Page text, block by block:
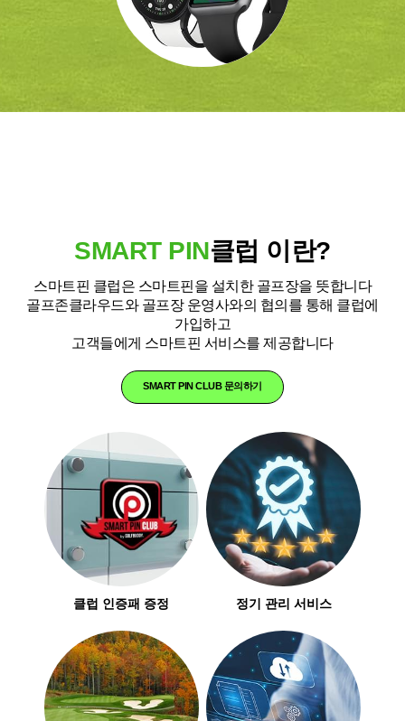
SMART PIN 클럽 이란?
스마트핀 클럽은 스마트핀을 설치한 골프장을 뜻합니다
골프존클라우드와 골프장 운영사와의 협의를 통해 클럽에
가입하고
고객들에게 스마트핀 서비스를 제공합니다
SMART PIN CLUB 문의하기
클럽 인증패 증정 정기 관리 서비스